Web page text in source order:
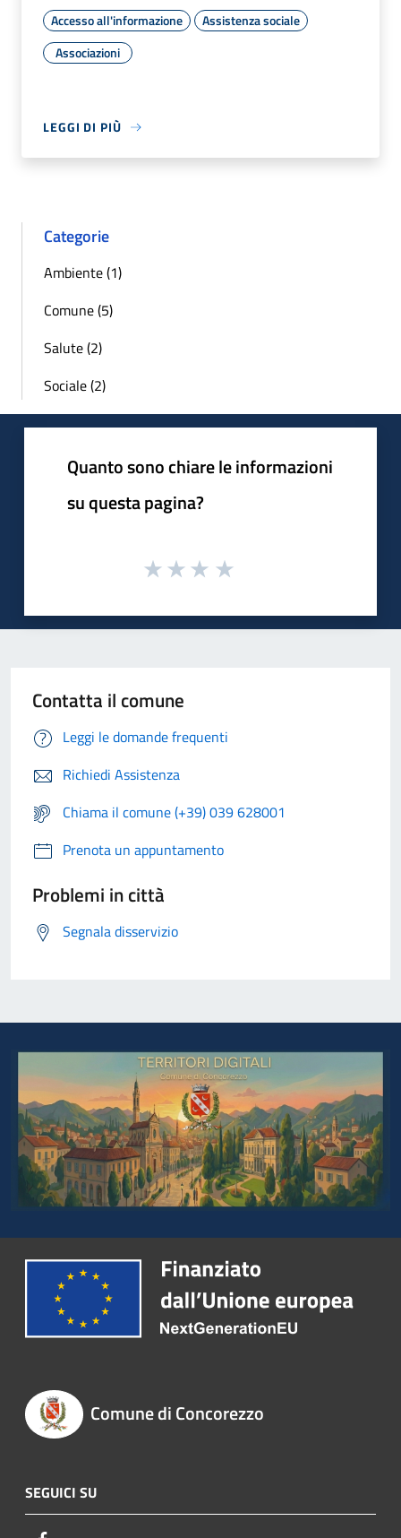
Accesso all'informazione
Assistenza sociale
Associazioni
LEGGI DI PIÙ
Categorie
Ambiente (1)
Comune (5)
Salute (2)
Sociale (2)
Quanto sono chiare le informazioni
su questa pagina?
Contatta il comune
Leggi le domande frequenti
Richiedi Assistenza
Chiama il comune (+39) 039 628001
Prenota un appuntamento
Problemi in città
Segnala disservizio
Comune di Concorezzo
SEGUICI SU